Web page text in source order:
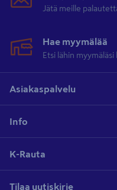
Jätä meille
Hae myymälää
Etsi lähin
Asiakaspalvelu
Info
K-Rauta
Tilaa uutiskirje